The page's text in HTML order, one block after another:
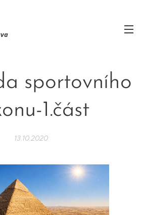
sportovního
1.část
13.10.2020